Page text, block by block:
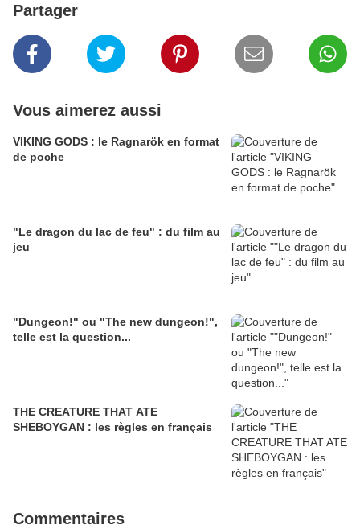
Partager
Vous aimerez aussi
VIKING GODS : le Ragnarök en format
de poche
"Le dragon du lac de feu" : du film au
jeu
"Dungeon!" ou "The new dungeon!",
telle est la question...
THE CREATURE THAT ATE
SHEBOYGAN : les règles en français
Commentaires